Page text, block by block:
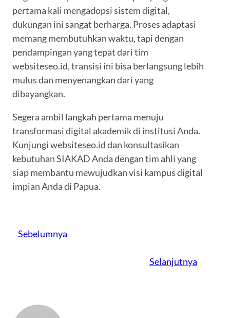
pertama kali mengadopsi sistem digital,
dukungan ini sangat berharga. Proses adaptasi
memang membutuhkan waktu, tapi dengan
pendampingan yang tepat dari tim
websiteseo.id, transisi ini bisa berlangsung lebih
mulus dan menyenangkan dari yang
dibayangkan.
Segera ambil langkah pertama menuju
transformasi digital akademik di institusi Anda.
Kunjungi websiteseo.id dan konsultasikan
kebutuhan SIAKAD Anda dengan tim ahli yang
siap membantu mewujudkan visi kampus digital
impian Anda di Papua.
Sebelumnya
Selanjutnya